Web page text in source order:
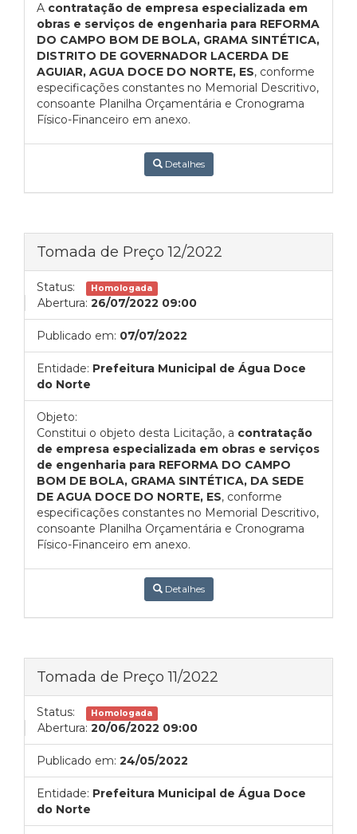
A contratação de empresa especializada em
obras e serviços de engenharia para REFORMA
DO CAMPO BOM DE BOLA, GRAMA SINTÉTICA,
DISTRITO DE GOVERNADOR LACERDA DE
AGUIAR, AGUA DOCE DO NORTE, ES, conforme
especificações constantes no Memorial Descritivo,
consoante Planilha Orçamentária e Cronograma
Físico-Financeiro em anexo.
Detalhes
Tomada de Preço 12/2022
Status: Homologada
Abertura: 26/07/2022 09:00
Publicado em: 07/07/2022
Entidade: Prefeitura Municipal de Água Doce
do Norte
Objeto:
Constitui o objeto desta Licitação, a contratação
de empresa especializada em obras e serviços
de engenharia para REFORMA DO CAMPO
BOM DE BOLA, GRAMA SINTÉTICA, DA SEDE
DE AGUA DOCE DO NORTE, ES, conforme
especificações constantes no Memorial Descritivo,
consoante Planilha Orçamentária e Cronograma
Físico-Financeiro em anexo.
Detalhes
Tomada de Preço 11/2022
Status: Homologada
Abertura: 20/06/2022 09:00
Publicado em: 24/05/2022
Entidade: Prefeitura Municipal de Água Doce
do Norte